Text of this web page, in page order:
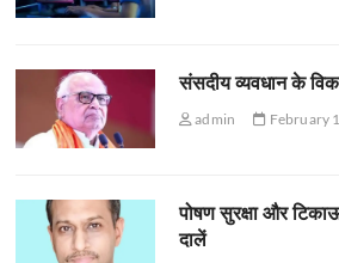
संसदीय व्यवधान के
admin February
पोषण सुरक्षा और
दालें